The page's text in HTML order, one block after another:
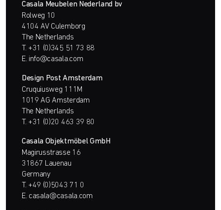
Casala Meubelen Nederland bv
Rolweg 10
4104 AV Culemborg
The Netherlands
T. +31 (0)345 51 73 88
E. info@casala.com
Design Post Amsterdam
Cruquiusweg 111M
1019 AG Amsterdam
The Netherlands
T. +31 (0)20 463 39 80
Casala Objektmöbel GmbH
Magirusstrasse 16
31867 Lauenau
Germany
T. +49 (0)5043 71 0
E. casala@casala.com